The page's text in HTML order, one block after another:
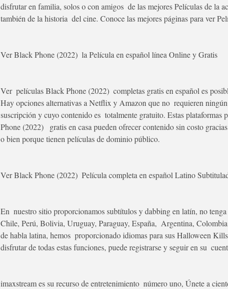
disfrutar en familia, solos o con amigos  de las mejores Películas de la
también de la historia  del cine. Conoce las mejores páginas para ver
Ver Black Phone (2022)  la Película en español línea Online y Gratis
Ver  películas Black Phone (2022)  completas gratis en español es
Hay opciones alternativas a Netflix y Amazon que no  requieren
suscripción y cuyo contenido es  totalmente gratuito. Estas plataformas
Phone (2022)   gratis en casa pueden ofrecer contenido sin costo
o bien porque tienen películas de dominio público.
Ver Black Phone (2022)  Película completa en español Latino
En  nuestro sitio proporcionamos subtítulos y dabbing en latín, no
Chile, Perú, Bolivia, Uruguay, Paraguay, España,  Argentina,
de habla latina, hemos  proporcionado idiomas para sus Halloween
disfrutar de todas estas funciones, puede registrarse y seguir en su
imaxstream es su recurso de entretenimiento  número uno, Únete a